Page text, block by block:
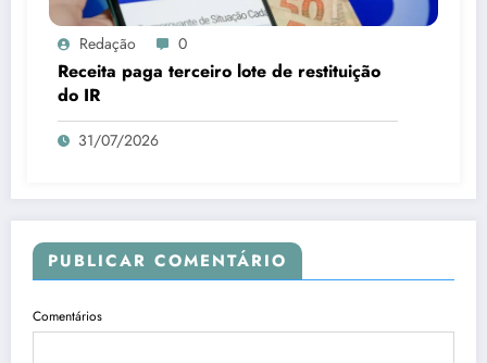
Redação 0
Receita paga terceiro lote de restituição
do IR
31/07/2026
PUBLICAR COMENTÁRIO
Comentários